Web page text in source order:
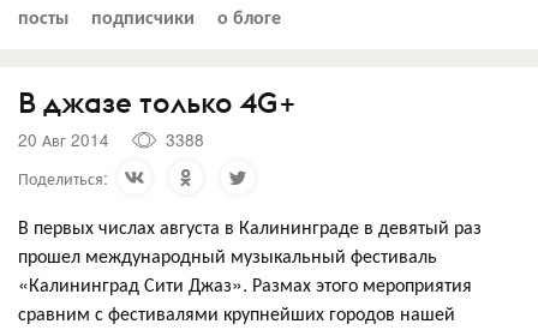
посты подписчики о блоге
В джазе только 4G+
20 Авг 2014
3388
Поделиться:
В первых числах августа в Калининграде в девятый раз
прошел международный музыкальный фестиваль
«Калининград Сити Джаз». Размах этого мероприятия
сравним с фестивалями крупнейших городов нашей